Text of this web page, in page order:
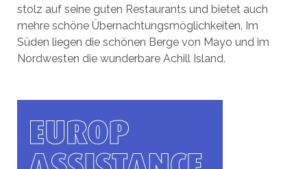
stolz auf seine guten Restaurants und bietet auch
mehre schöne Übernachtungsmöglichkeiten. Im
Süden liegen die schönen Berge von Mayo und im
Nordwesten die wunderbare Achill Island.